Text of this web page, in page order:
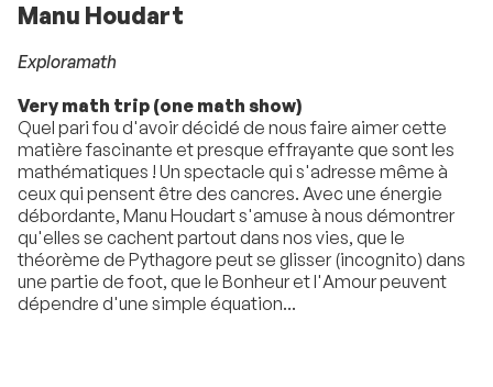
Manu Houdart
Exploramath
Very math trip (one math show)
Quel pari fou d'avoir décidé de nous faire aimer cette
matière fascinante et presque effrayante que sont les
mathématiques ! Un spectacle qui s'adresse même à
ceux qui pensent être des cancres. Avec une énergie
débordante, Manu Houdart s'amuse à nous démontrer
qu'elles se cachent partout dans nos vies, que le
théorème de Pythagore peut se glisser (incognito) dans
une partie de foot, que le Bonheur et l'Amour peuvent
dépendre d'une simple équation...